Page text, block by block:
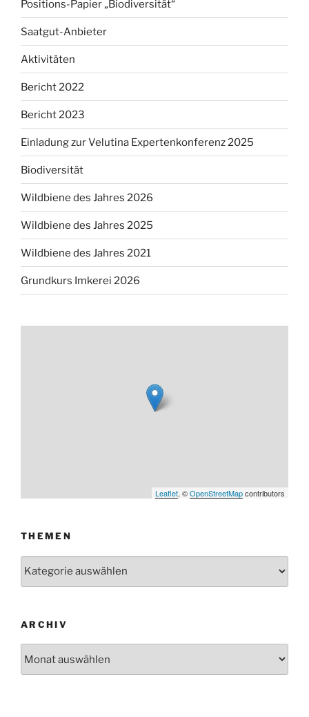
Positions-Papier „Biodiversität“
Saatgut-Anbieter
Aktivitäten
Bericht 2022
Bericht 2023
Einladung zur Velutina Expertenkonferenz 2025
Biodiversität
Wildbiene des Jahres 2026
Wildbiene des Jahres 2025
Wildbiene des Jahres 2021
Grundkurs Imkerei 2026
Leaflet, ©OpenStreetMapcontributors
THEMEN
ARCHIV